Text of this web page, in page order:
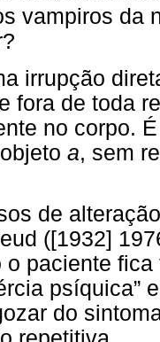
vampiros da
irrupção
fora de toda
no corpo.
a, sem
de
([1932]
o paciente
psíquica”
do